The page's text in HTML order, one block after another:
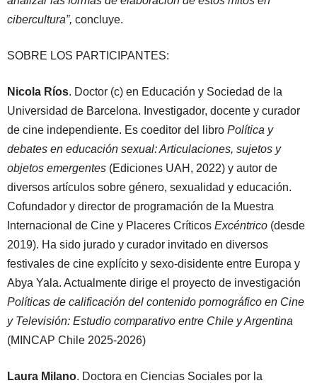
cibercultura”, concluye.
SOBRE LOS PARTICIPANTES:
Nicola Ríos. Doctor (c) en Educación y Sociedad de la
Universidad de Barcelona. Investigador, docente y curador
de cine independiente. Es coeditor del libro Política y
debates en educación sexual: Articulaciones, sujetos y
objetos emergentes (Ediciones UAH, 2022) y autor de
diversos artículos sobre género, sexualidad y educación.
Cofundador y director de programación de la Muestra
Internacional de Cine y Placeres Críticos Excéntrico (desde
2019). Ha sido jurado y curador invitado en diversos
festivales de cine explícito y sexo-disidente entre Europa y
Abya Yala. Actualmente dirige el proyecto de investigación
Políticas de calificación del contenido pornográfico en Cine
y Televisión: Estudio comparativo entre Chile y Argentina
(MINCAP Chile 2025-2026)
Laura Milano. Doctora en Ciencias Sociales por la